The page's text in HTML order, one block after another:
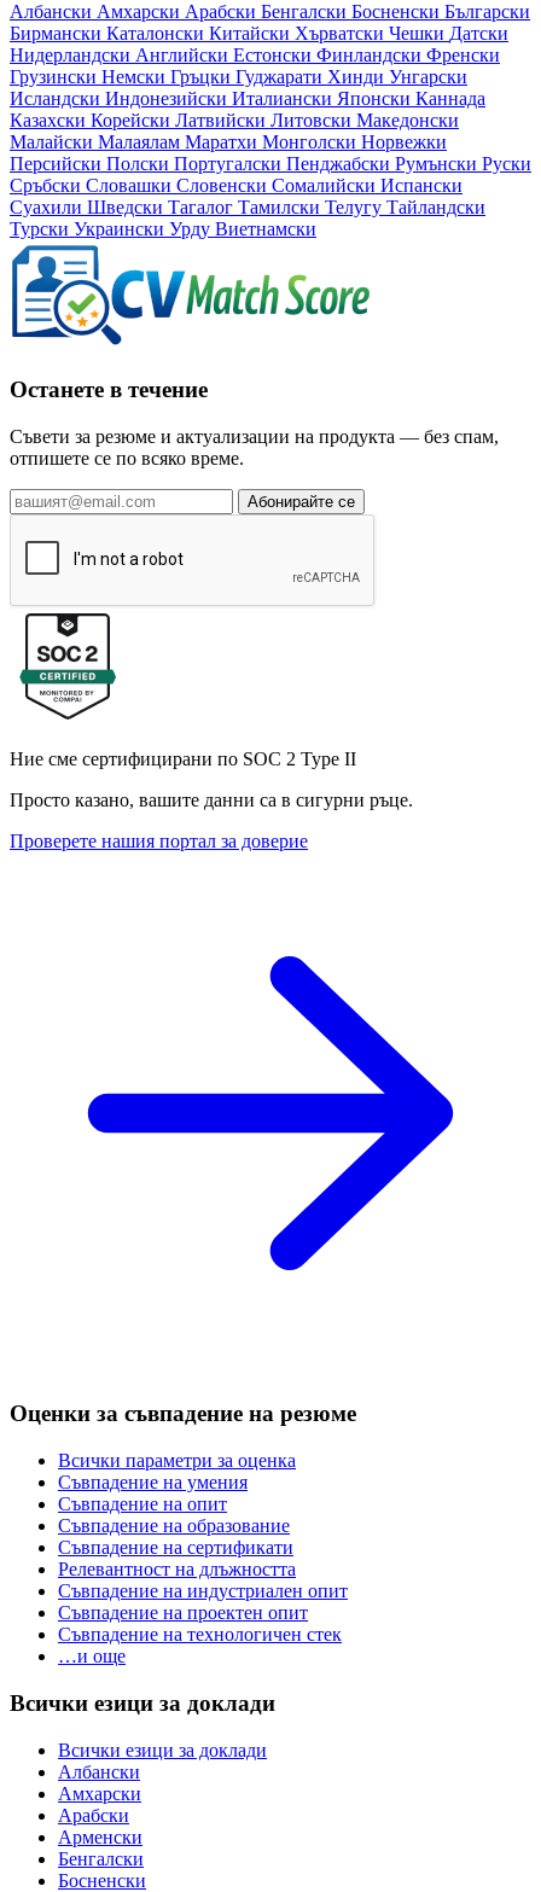
Албански Амхарски Арабски Бенгалски Босненски Български
Бирмански Каталонски Китайски Хърватски Чешки Датски
Нидерландски Английски Естонски Финландски Френски
Грузински Немски Гръцки Гуджарати Хинди Унгарски
Исландски Индонезийски Италиански Японски Каннада
Казахски Корейски Латвийски Литовски Македонски
Малайски Малаялам Маратхи Монголски Норвежки
Персийски Полски Португалски Пенджабски Румънски Руски
Сръбски Словашки Словенски Сомалийски Испански
Суахили Шведски Тагалог Тамилски Телугу Тайландски
Турски Украински Урду Виетнамски
Останете в течение
Съвети за резюме и актуализации на продукта — без спам,
отпишете се по всяко време.
Абонирайте се
Ние сме сертифицирани по SOC 2 Type II
Просто казано, вашите данни са в сигурни ръце.
Проверете нашия портал за доверие
Оценки за съвпадение на резюме
Всички параметри за оценка
Съвпадение на умения
Съвпадение на опит
Съвпадение на образование
Съвпадение на сертификати
Релевантност на длъжността
Съвпадение на индустриален опит
Съвпадение на проектен опит
Съвпадение на технологичен стек
…и още
Всички езици за доклади
Всички езици за доклади
Албански
Амхарски
Арабски
Арменски
Бенгалски
Босненски